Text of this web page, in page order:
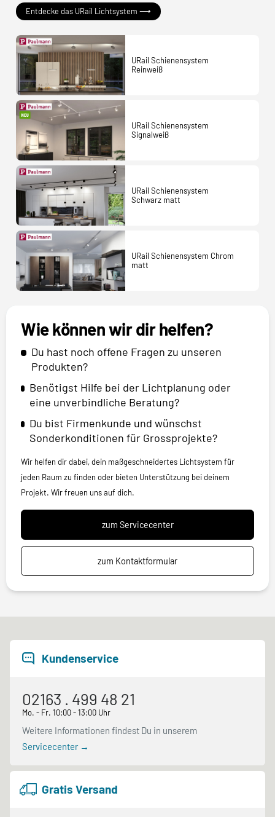
Entdecke das URail Lichtsystem ⟶
URail Schienensystem
Reinweiß
URail Schienensystem
Signalweiß
URail Schienensystem
Schwarz matt
URail Schienensystem Chrom
matt
Wie können wir dir helfen?
Du hast noch offene Fragen zu unseren
Produkten?
Benötigst Hilfe bei der Lichtplanung oder
eine unverbindliche Beratung?
Du bist Firmenkunde und wünschst
Sonderkonditionen für Grossprojekte?
Wir helfen dir dabei, dein maßgeschneidertes Lichtsystem für
jeden Raum zu finden oder bieten Unterstützung bei deinem
Projekt. Wir freuen uns auf dich.
zum Servicecenter
zum Kontaktformular
Kundenservice
02163 . 499 48 21
Mo. - Fr. 10:00 - 13:00 Uhr
Weitere Informationen findest Du in unserem
Servicecenter →
Gratis Versand